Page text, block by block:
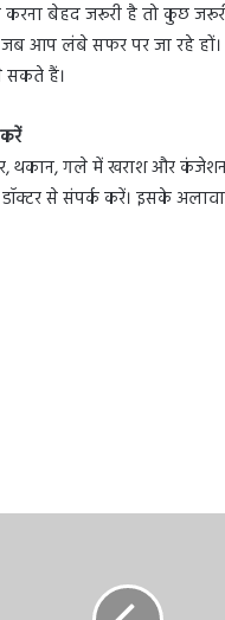
बेहद जरूरी है तो कुछ
आप लंबे सफर पर जा रहे
सकते हैं।
थकान, गले में खराश और कंजेशन
से संपर्क करें। इसके